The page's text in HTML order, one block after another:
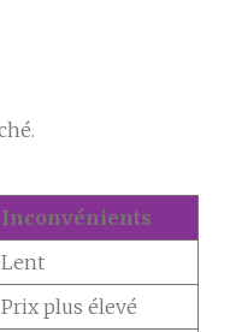
Inconvénients
Lent
Prix plus élevé